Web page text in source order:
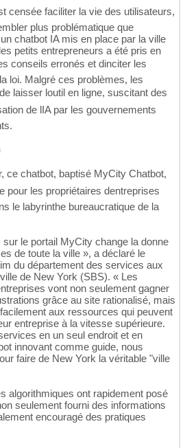
censée faciliter la vie des utilisateurs,
plus problématique que
chatbot IA mis en place par la ville
petits entrepreneurs a été pris en
conseils erronés et dinciter les
loi. Malgré ces problèmes, les
laisser loutil en ligne, suscitant des
de lIA par les gouvernements
chatbot, baptisé MyCity Chatbot,
pour les propriétaires dentreprises
le labyrinthe bureaucratique de la
le portail MyCity change la donne
de toute la ville », a déclaré le
du département des services aux
de New York (SBS). « Les
vont non seulement gagner
grâce au site rationalisé, mais
aux ressources qui peuvent
entreprise à la vitesse supérieure.
en un seul endroit et en
innovant comme guide, nous
faire de New York la véritable "ville
algorithmiques ont rapidement posé
seulement fourni des informations
encouragé des pratiques